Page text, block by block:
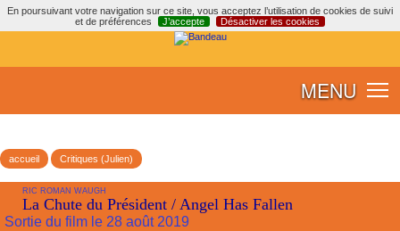
En poursuivant votre navigation sur ce site, vous acceptez l’utilisation de cookies de suivi
et de préférences
J’accepte Désactiver les cookies
MENU
accueil Critiques (Julien)
RIC ROMAN WAUGH
La Chute du Président / Angel Has Fallen
Sortie du film le 28 août 2019